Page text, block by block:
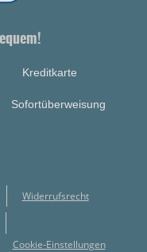
Kreditkarte
Sofortüberweisung
Widerrufsrecht
Cookie-Einstellungen